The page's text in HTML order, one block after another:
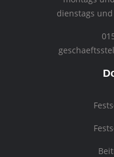
dienstags